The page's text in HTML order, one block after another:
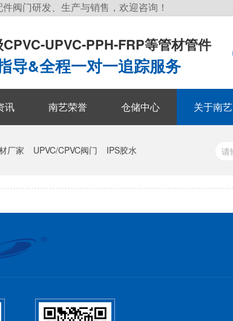
阀门研发、生产与销售，欢迎咨询！
UPVC-PPH-FRP等管材管件
导&全程一对一追踪服务
讯 南艺荣誉 仓储中心 关于南艺
厂家 UPVC/CPVC阀门 IPS胶水